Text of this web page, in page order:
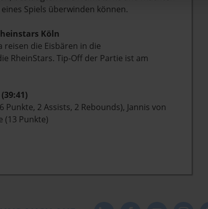
Spiels überwinden können.
Köln
reisen die Eisbären in die
RheinStars. Tip-Off der Partie ist am
Punkte, 2 Assists, 2 Rebounds), Jannis von
(13 Punkte)